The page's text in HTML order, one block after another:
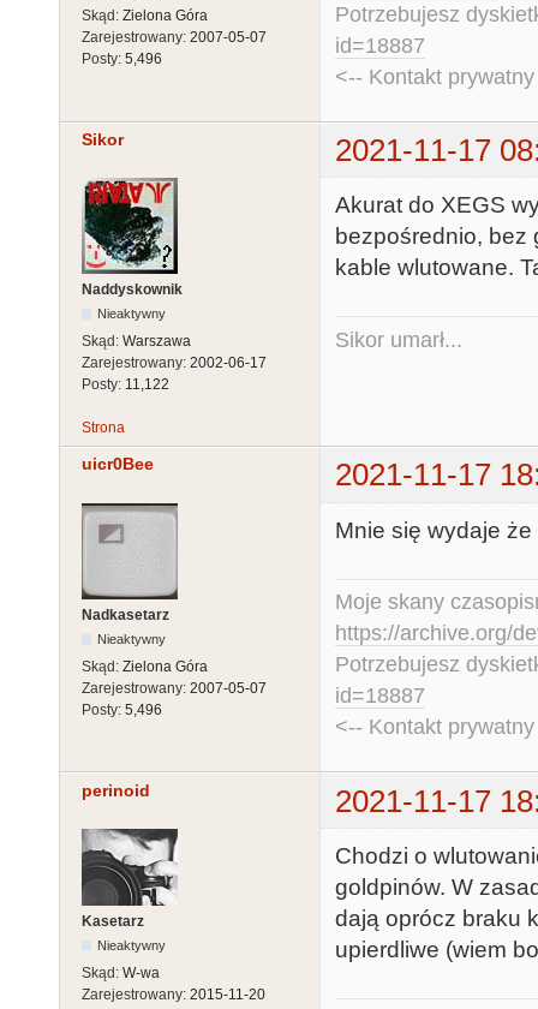
Skąd: Zielona Góra
Zarejestrowany: 2007-05-07
Posty: 5,496
Potrzebujesz
id=18887
<-- Kontakt
Sikor 2021-11-17
Naddyskownik
Nieaktywny
Skąd: Warszawa
Zarejestrowany: 2002-06-17
Posty: 11,122
Akurat do XEGS
bezpośrednio,
kable wlutowane.
Sikor umarł...
Strona
uicr0Bee 2021-11-17
Nadkasetarz
Nieaktywny
Skąd: Zielona Góra
Zarejestrowany: 2007-05-07
Posty: 5,496
Mnie się wydaje
Moje skany
https://archive.org/
Potrzebujesz
id=18887
<-- Kontakt
perinoid 2021-11-17
Kasetarz
Nieaktywny
Skąd: W-wa
Zarejestrowany: 2015-11-20
Chodzi o
goldpinów. W
dają oprócz braku
upierdliwe (wiem